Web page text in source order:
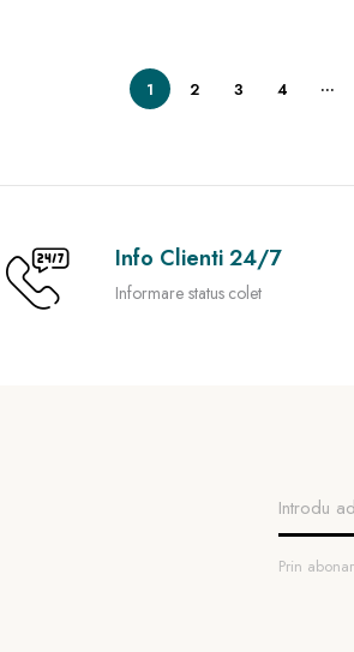
1 2 3 4 …
Info Clienti 24/7
Informare status colet
Prin